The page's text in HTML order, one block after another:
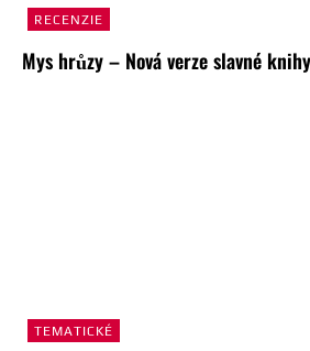
RECENZIE
Mys hrůzy – Nová verze slavné
TEMATICKÉ